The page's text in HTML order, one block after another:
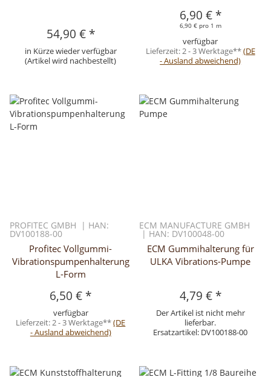
54,90 € *
in Kürze wieder verfügbar
(Artikel wird nachbestellt)
6,90 € *
6,90 € pro 1 m
verfügbar
Lieferzeit:2 - 3 Werktage**(DE
- Ausland abweichend)
PROFITEC GMBH | HAN:
DV100188-00
Profitec Vollgummi-
Vibrationspumpenhalterung
L-Form
6,50 € *
verfügbar
Lieferzeit:2 - 3 Werktage**(DE
- Ausland abweichend)
ECM MANUFACTURE GMBH
| HAN: DV100048-00
ECM Gummihalterung für
ULKA Vibrations-Pumpe
4,79 € *
Der Artikel ist nicht mehr
lieferbar.
Ersatzartikel: DV100188-00